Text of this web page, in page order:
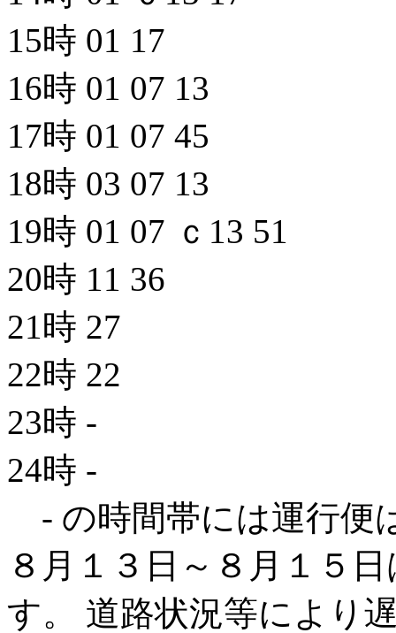
15時 01 17
16時 01 07 13
17時 01 07 45
18時 03 07 13
19時 01 07 ｃ13 51
20時 11 36
21時 27
22時 22
23時 -
24時 -
- の時間帯には運行便
８月１３日～８月１５
す。 道路状況等により